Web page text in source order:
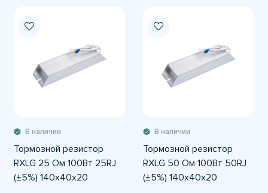
В наличии
Тормозной резистор
RXLG 25 Ом 100Вт 25RJ
(±5%) 140x40x20
В наличии
Тормозной резистор
RXLG 50 Ом 100Вт 50RJ
(±5%) 140x40x20